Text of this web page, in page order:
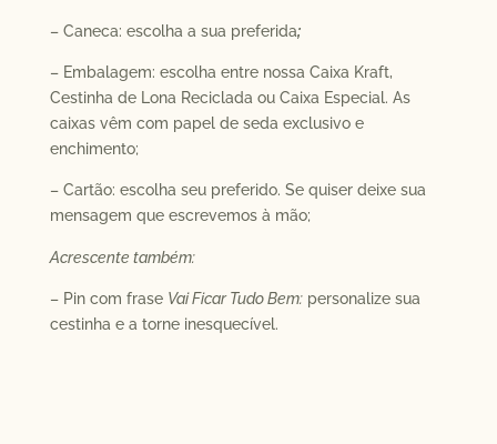
– Caneca: escolha a sua preferida;
– Embalagem: escolha entre nossa Caixa Kraft,
Cestinha de Lona Reciclada ou Caixa Especial. As
caixas vêm com papel de seda exclusivo e
enchimento;
– Cartão: escolha seu preferido. Se quiser deixe sua
mensagem que escrevemos à mão;
Acrescente também:
– Pin com frase Vai Ficar Tudo Bem: personalize sua
cestinha e a torne inesquecível.